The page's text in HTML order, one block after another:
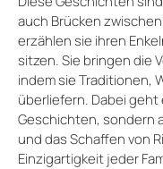
auch Brücken
erzählen sie ihren
sitzen. Sie bringen die
indem sie Traditionen,
überliefern. Dabei geht
Geschichten, sondern
und das Schaffen von
Einzigartigkeit jeder